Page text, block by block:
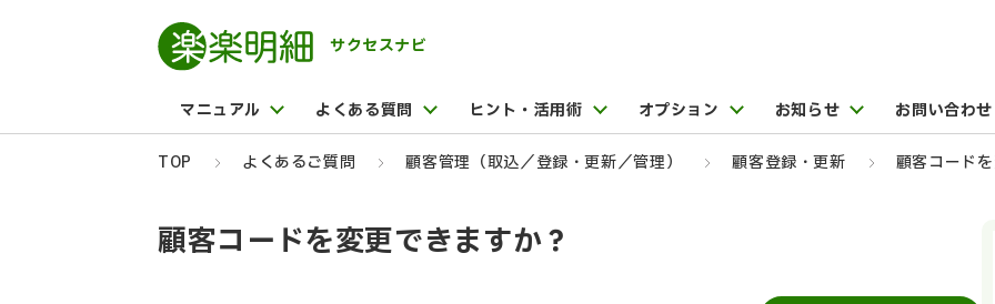
サクセスナビ
マニュアル よくある質問 ヒント・活用術 オプション お知らせ お問い合わせ
TOP よくあるご質問 顧客管理（取込／登録・更新／管理） 顧客登録・更新 顧客コード
顧客コードを変更できますか？